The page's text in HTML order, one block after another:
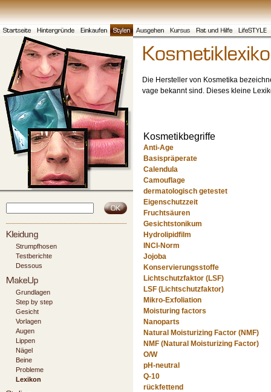
Strumpfhosen
Testberichte
Dessous
Grundlagen
Step by step
Gesicht
Vorlagen
Augen
Lippen
Nägel
Beine
Probleme
Lexikon
Die Hersteller von Kosmetika
vage bekannt sind. Dieses kleine
Kosmetikbegriffe
Anti-Age
Basispräperate
Calendula
Camouflage
dermatologisch getestet
Eigenschutzzeit
Fruchtsäuren
Gesichtstonikum
Hydrolipidfilm
INCI-Norm
Jojoba
Konservierungsstoffe
Lichtschutzfaktor (LSF)
LSF (Lichtschutzfaktor)
Mikro-Exfoliation
Moisturing factors
Nanoparts
Natural Moisturizing Factor (NMF)
NMF (Natural Moisturizing Factor)
O/W
pH-neutral
Q-10
rückfettend